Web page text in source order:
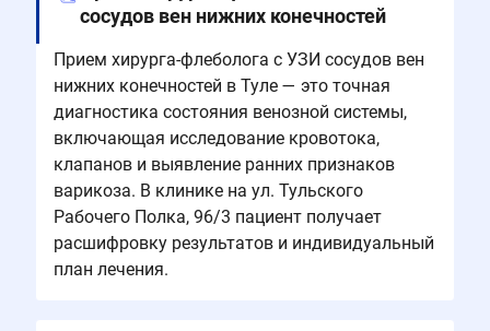
сосудов вен нижних конечностей
Прием хирурга-флеболога с УЗИ сосудов вен
нижних конечностей в Туле — это точная
диагностика состояния венозной системы,
включающая исследование кровотока,
клапанов и выявление ранних признаков
варикоза. В клинике на ул. Тульского
Рабочего Полка, 96/3 пациент получает
расшифровку результатов и индивидуальный
план лечения.